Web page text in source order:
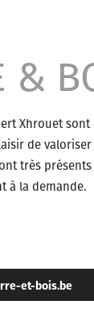
&
Xhrouet
de
très
à la demande.
et-bois.be